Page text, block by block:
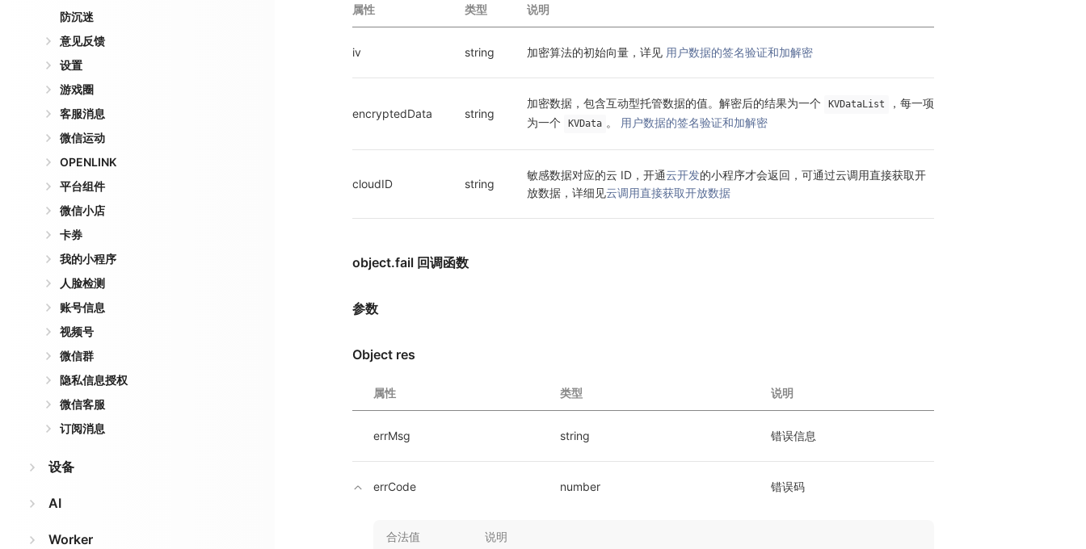
防沉迷
意见反馈
设置
游戏圈
客服消息
微信运动
OPENLINK
平台组件
微信小店
卡券
我的小程序
人脸检测
账号信息
视频号
微信群
隐私信息授权
微信客服
订阅消息
设备
AI
Worker
属性 类型 说明
iv string 加密算法的初始向量，详见 用户数据的签名验证和加解密
encryptedData string
加密数据，包含互动型托管数据的值。解密后的结果为一个 KVDataList
，每一项
为一个
KVData 。 用户数据的签名验证和加解密
cloudID string
敏感数据对应的云 ID，开通云开发的小程序才会返回，可通过云调用直接获取开
放数据，详细见云调用直接获取开放数据
object.fail 回调函数
参数
Object res
属性 类型 说明
errMsg string 错误信息
errCode number 错误码
合法值 说明